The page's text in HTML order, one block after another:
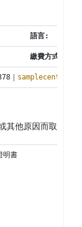
語言:
繳費方式:
｜
其他原因而取消工
明書